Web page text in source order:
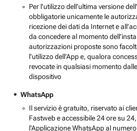
Per l’utilizzo dell’ultima versione
obbligatorie unicamente le
ricezione dei dati da Internet e
da concedere al momento
autorizzazioni proposte sono
l’utilizzo dell’App e, qualora
revocate in qualsiasi momento
dispositivo
WhatsApp
Il servizio è gratuito, riservato ai
Fastweb e accessibile 24 ore su
l'Applicazione WhatsApp al